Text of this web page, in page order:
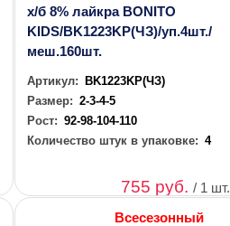
х/б 8% лайкра BONITO
KIDS/BK1223KP(ЧЗ)/уп.4шт./
меш.160шт.
Артикул:
BK1223KP(ЧЗ)
Размер: 2-3-4-5
Рост: 92-98-104-110
Количество штук в упаковке: 4
755 руб./ 1 шт.
Всесезонный